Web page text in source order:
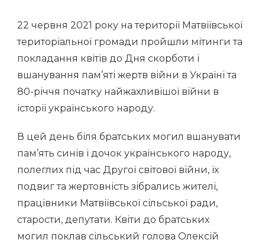
22 червня 2021 року на території Матвіївської
територіальної громади пройшли мітинги та
покладання квітів до Дня скорботи і
вшанування пам’яті жертв війни в Україні та
80-річчя початку найжахливішої війни в
історії українського народу.
В цей день біля братських могил вшанувати
пам’ять синів і дочок українського народу,
полеглих під час Другої світової війни, їх
подвиг та жертовність зібрались жителі,
працівники Матвіївської сільської ради,
старости, депутати. Квіти до братських
могил поклав сільський голова Олексій